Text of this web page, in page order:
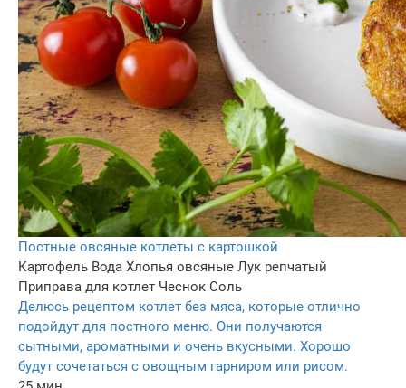
Постные овсяные котлеты с картошкой
Картофель Вода Хлопья овсяные Лук репчатый
Приправа для котлет Чеснок Соль
Делюсь рецептом котлет без мяса, которые отлично
подойдут для постного меню. Они получаются
сытными, ароматными и очень вкусными. Хорошо
будут сочетаться с овощным гарниром или рисом.